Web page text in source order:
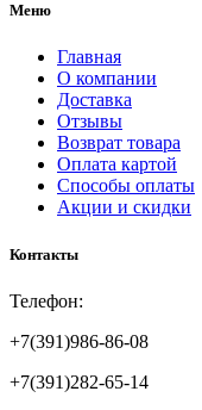
Меню
Главная
О компании
Доставка
Отзывы
Возврат товара
Оплата картой
Способы оплаты
Акции и скидки
Контакты
Телефон:
+7(391)986-86-08
+7(391)282-65-14